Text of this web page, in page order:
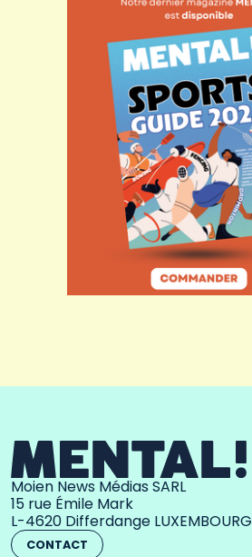
Moien News Médias SARL
15 rue Émile Mark
L-4620 Differdange LUXEMBOURG
CONTACT